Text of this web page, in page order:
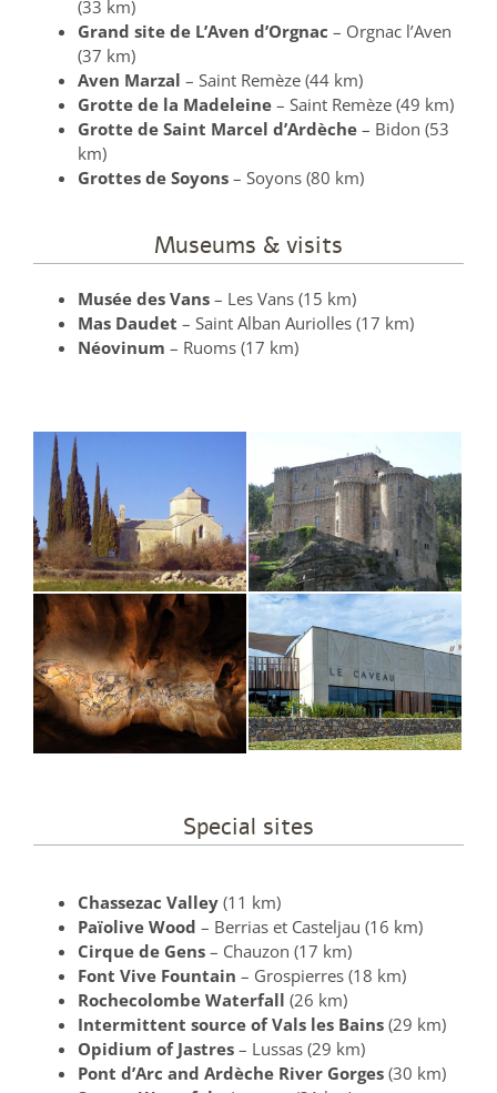
(33 km)
Grand site de L’Aven d’Orgnac – Orgnac l’Aven
(37 km)
Aven Marzal – Saint Remèze (44 km)
Grotte de la Madeleine – Saint Remèze (49 km)
Grotte de Saint Marcel d’Ardèche – Bidon (53
km)
Grottes de Soyons – Soyons (80 km)
Museums & visits
Musée des Vans – Les Vans (15 km)
Mas Daudet – Saint Alban Auriolles (17 km)
Néovinum – Ruoms (17 km)
Special sites
Chassezac Valley (11 km)
Païolive Wood – Berrias et Casteljau (16 km)
Cirque de Gens – Chauzon (17 km)
Font Vive Fountain – Grospierres (18 km)
Rochecolombe Waterfall (26 km)
Intermittent source of Vals les Bains (29 km)
Opidium of Jastres – Lussas (29 km)
Pont d’Arc and Ardèche River Gorges (30 km)